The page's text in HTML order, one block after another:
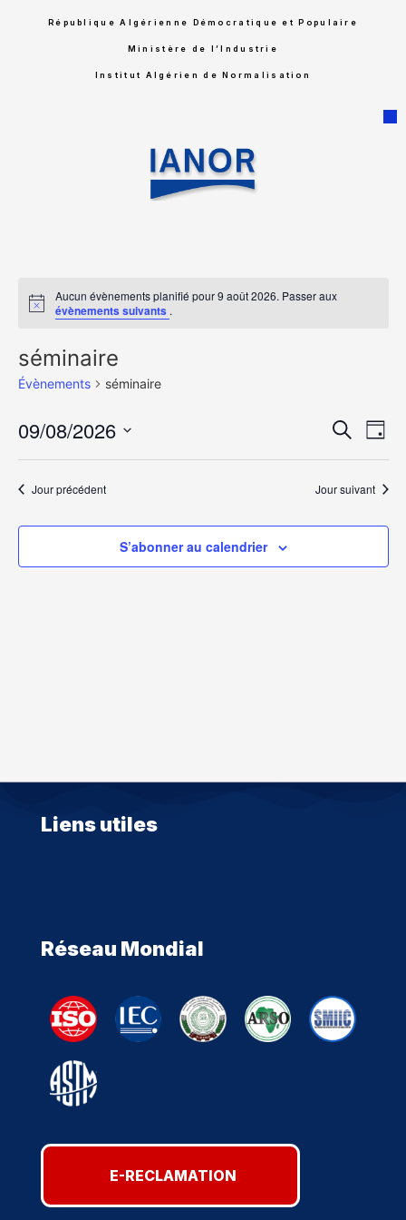
République Algérienne Démocratique et Populaire
Ministère de l’Industrie
Institut Algérien de Normalisation
Notice
Aucun évènements planifié pour 9 août 2026. Passer aux
évènements suivants .
séminaire
Évènements séminaire
et
de
vues
Recherche
de
Jour
09/08/2026
une
date.Jour précédent Jour suivant
S’abonner au calendrier
Liens utiles
Réseau Mondial
E-RECLAMATION